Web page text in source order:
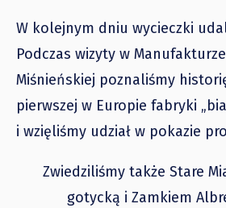
W kolejnym dniu wycieczki
Podczas wizyty w
Miśnieńskiej poznaliśmy
pierwszej w Europie fabryki
i wzięliśmy udział w pokazie
Zwiedziliśmy także Stare
gotycką i Zamkiem